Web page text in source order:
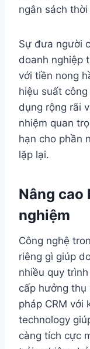
ngân sách
Sự đưa người
doanh nghiệp
với tiền nong
hiệu suất
dụng rộng rãi
nhiệm quan
hạn cho phần
lặp lại.
Nâng
nghiệm
Công nghệ
riêng gì giúp
nhiều quy
cấp hưởng thụ
pháp CRM với
technology
càng tích cực